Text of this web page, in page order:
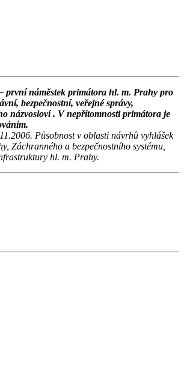
první náměstek primátora hl. m. Prahy pro
bezpečnostní, veřejné správy,
názvosloví . V nepřítomnosti primátora je
Působnost v oblasti návrhů vyhlášek
Záchranného a bezpečnostního systému,
hl. m. Prahy.